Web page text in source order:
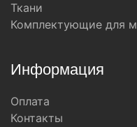
Ткани
Комплектующие для
Информация
Оплата
Контакты